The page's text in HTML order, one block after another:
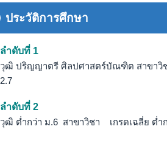
ประวัติการศึกษา
ลำดับที่ 1
วุฒิ ปริญญาตรี ศิลปศาสตร์บัณฑิต สาขาวิชา
2.7
ลำดับที่ 2
วุฒิ ต่ำกว่า ม.6 สาขาวิชา เกรดเฉลี่ย ต่ำ